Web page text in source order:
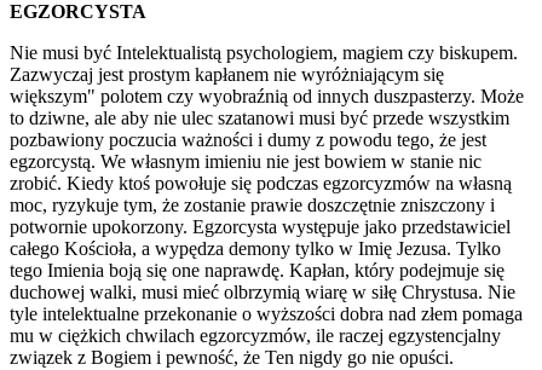
EGZORCYSTA
Nie musi być Intelektualistą psychologiem, magiem czy biskupem.
Zazwyczaj jest prostym kapłanem nie wyróżniającym się
większym" polotem czy wyobraźnią od innych duszpasterzy. Może
to dziwne, ale aby nie ulec szatanowi musi być przede wszystkim
pozbawiony poczucia ważności i dumy z powodu tego, że jest
egzorcystą. We własnym imieniu nie jest bowiem w stanie nic
zrobić. Kiedy ktoś powołuje się podczas egzorcyzmów na własną
moc, ryzykuje tym, że zostanie prawie doszczętnie zniszczony i
potwornie upokorzony. Egzorcysta występuje jako przedstawiciel
całego Kościoła, a wypędza demony tylko w Imię Jezusa. Tylko
tego Imienia boją się one naprawdę. Kapłan, który podejmuje się
duchowej walki, musi mieć olbrzymią wiarę w siłę Chrystusa. Nie
tyle intelektualne przekonanie o wyższości dobra nad złem pomaga
mu w ciężkich chwilach egzorcyzmów, ile raczej egzystencjalny
związek z Bogiem i pewność, że Ten nigdy go nie opuści.